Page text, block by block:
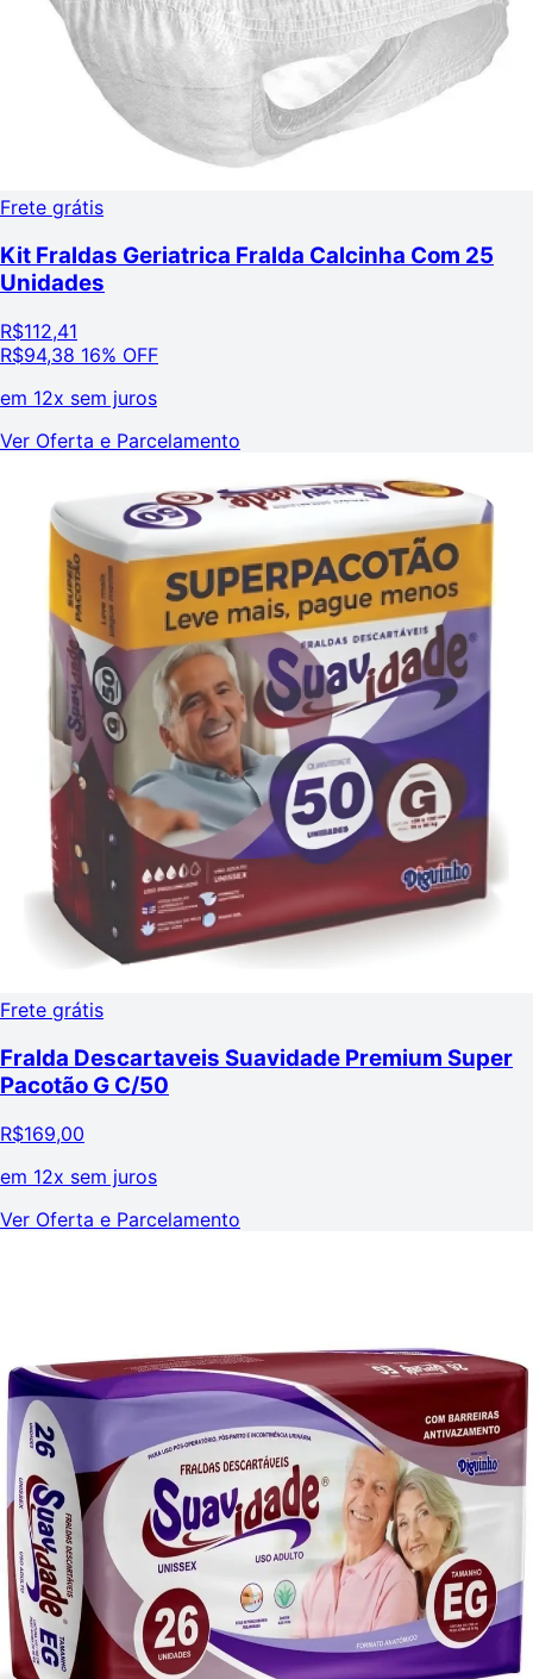
Frete grátis
Kit Fraldas Geriatrica Fralda Calcinha Com 25
Unidades
R$112,41
R$94,38 16% OFF
em 12x sem juros
Ver Oferta e Parcelamento
Frete grátis
Fralda Descartaveis Suavidade Premium Super
Pacotão G C/50
R$169,00
em 12x sem juros
Ver Oferta e Parcelamento